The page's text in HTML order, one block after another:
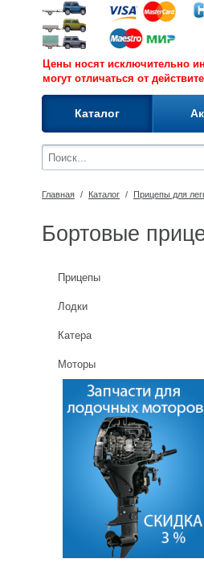
Цены носят исключительно
могут отличаться от
Каталог
Главная / Каталог / Прицепы для
Бортовые
Прицепы
Лодки
Катера
Моторы